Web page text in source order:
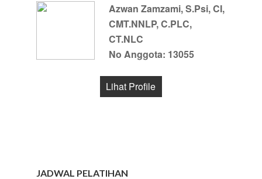
Azwan Zamzami, S.Psi, CI,
CMT.NNLP, C.PLC,
CT.NLC
No Anggota: 13055
Lihat Profile
JADWAL PELATIHAN